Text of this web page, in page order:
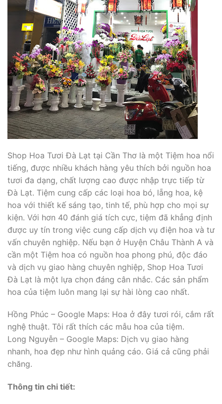
Shop Hoa Tươi Đà Lạt tại Cần Thơ là một Tiệm hoa nổi
tiếng, được nhiều khách hàng yêu thích bởi nguồn hoa
tươi đa dạng, chất lượng cao được nhập trực tiếp từ
Đà Lạt. Tiệm cung cấp các loại hoa bó, lẵng hoa, kệ
hoa với thiết kế sáng tạo, tinh tế, phù hợp cho mọi sự
kiện. Với hơn 40 đánh giá tích cực, tiệm đã khẳng định
được uy tín trong việc cung cấp dịch vụ điện hoa và tư
vấn chuyên nghiệp. Nếu bạn ở Huyện Châu Thành A và
cần một Tiệm hoa có nguồn hoa phong phú, độc đáo
và dịch vụ giao hàng chuyên nghiệp, Shop Hoa Tươi
Đà Lạt là một lựa chọn đáng cân nhắc. Các sản phẩm
hoa của tiệm luôn mang lại sự hài lòng cao nhất.
Hồng Phúc – Google Maps: Hoa ở đây tươi rói, cắm rất
nghệ thuật. Tôi rất thích các mẫu hoa của tiệm.
Long Nguyễn – Google Maps: Dịch vụ giao hàng
nhanh, hoa đẹp như hình quảng cáo. Giá cả cũng phải
chăng.
Thông tin chi tiết: